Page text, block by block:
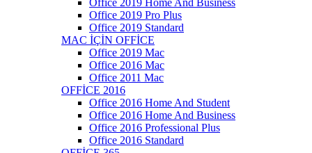
Office 2019 Pro Plus
Office 2019 Standard
MAC İÇİN OFFİCE
Office 2019 Mac
Office 2016 Mac
Office 2011 Mac
OFFİCE 2016
Office 2016 Home And Student
Office 2016 Home And Business
Office 2016 Professional Plus
Office 2016 Standard